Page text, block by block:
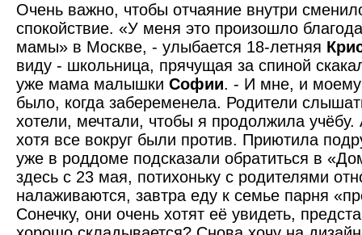
Очень важно, чтобы отчаяние внутри
спокойствие. «У меня это произо­шло
мамы» в Москве, - улыбается 18-летняя
виду - школьница, прячущая за спиной
уже мама малышки Софии. - И мне, и
было, когда забеременела. Родители
хотели, мечтали, чтобы я продолжила учёбу.
хотя все вокруг были против. Приютила
уже в роддоме подсказали обратиться в
здесь с 23 мая, потихоньку с родителями
налаживаются, завтра еду к семье парня
Сонечку, они очень хотят её увидеть,